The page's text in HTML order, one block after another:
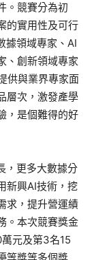
。競賽分為初
的實用性及可行
據領域專家、AI
、創新領域專家
供與業界專家面
層次，激發產學
，是個難得的好
，更多大數據分
新興AI技術，挖
求，提升營運績
。本次競賽獎金
元及第3名15